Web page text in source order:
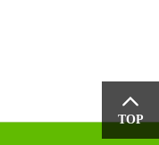
TOP